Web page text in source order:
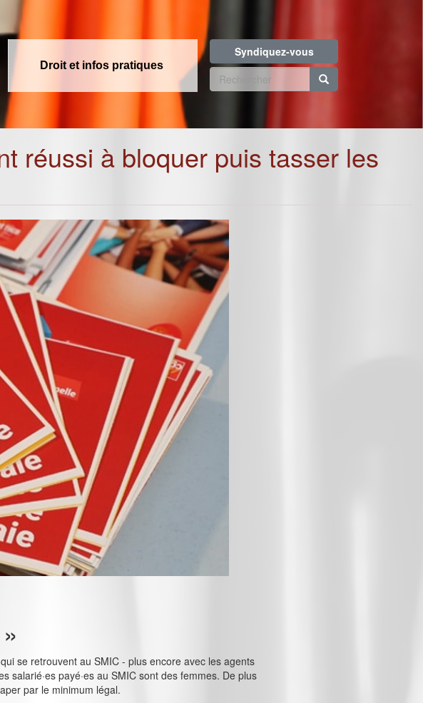
Droit et infos pratiques
Syndiquez-vous
Formulaire
recherche
réussi à bloquer puis tasser les
se retrouvent au SMIC - plus encore avec les agents
salarié·es payé·es au SMIC sont des femmes. De plus
par le minimum légal.